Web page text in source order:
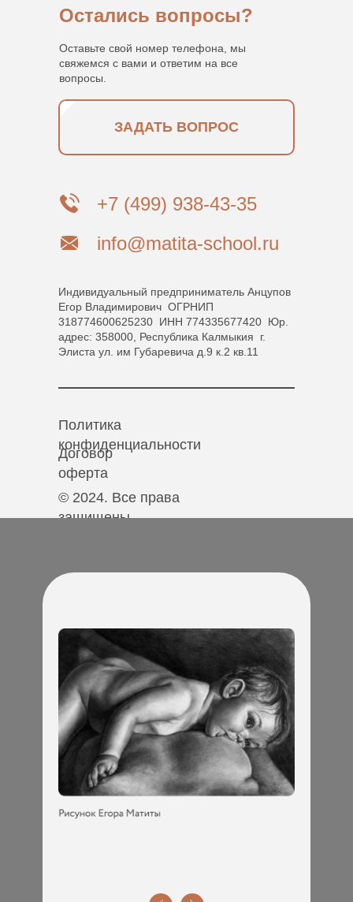
КОНТАКТЫ
Индивидуальный предприниматель Анцупов
Егор Владимирович ОГРНИП
318774600625230 ИНН 774335677420 Юр.
адрес: 358000, Республика Калмыкия г.
Элиста ул. им Губаревича д.9 к.2 кв.11
info@matita-school.ru
+7 (499) 938-43-35
© 2024. Все права
защищены
Политика
конфиденциальности
Договор
оферта
Остались вопросы?
Оставьте свой номер телефона, мы
свяжемся с вами и ответим на все
вопросы.
ЗАДАТЬ ВОПРОС